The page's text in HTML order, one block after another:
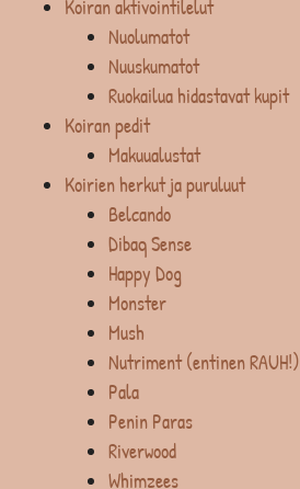
Koiran aktivointilelut
Nuolumatot
Nuuskumatot
Ruokailua hidastavat kupit
Koiran pedit
Makuualustat
Koirien herkut ja puruluut
Belcando
Dibaq Sense
Happy Dog
Monster
Mush
Nutriment (entinen RAUH!)
Pala
Penin Paras
Riverwood
Whimzees